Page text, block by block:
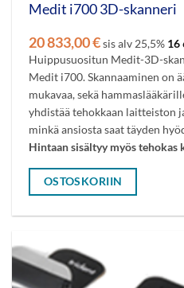
Medit i700 3D-skanneri
Alkuperäinen
hinta
oli:
21
837,00 €.
20 833,00€Nykyinen
hinta
on:
20
833,00 €.
sis alv 25,5% 16
Huippusuositun Medit-3D-
Medit i700. Skannaaminen on
mukavaa, sekä
yhdistää tehokkaan laitteiston
minkä ansiosta saat täyden
Hintaan sisältyy myös tehokas
OSTOSKORIIN